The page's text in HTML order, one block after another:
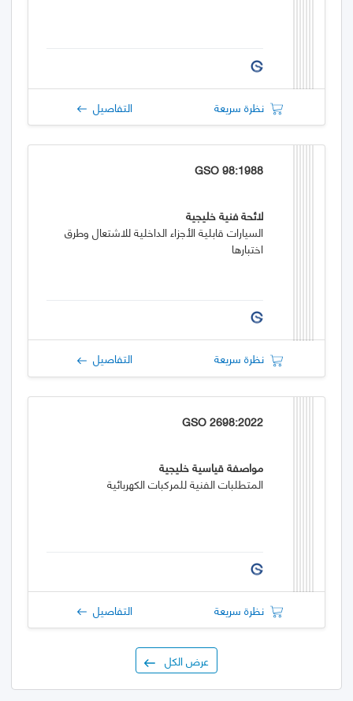
نظرة سريعة التفاصيل
GSO 98:1988
لائحة فنية خليجية
السيارات قابلية الأجزاء الداخلية للاشتعال وطرق
اختبارها
نظرة سريعة التفاصيل
GSO 2698:2022
مواصفة قياسية خليجية
المتطلبات الفنية للمركبات الكهربائية
نظرة سريعة التفاصيل
عرض الكل